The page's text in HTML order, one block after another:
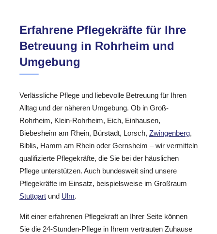
Erfahrene Pflegekräfte für Ihre
Betreuung in Rohrheim und
Umgebung
Verlässliche Pflege und liebevolle Betreuung für Ihren
Alltag und der näheren Umgebung. Ob in Groß-
Rohrheim, Klein-Rohrheim, Eich, Einhausen,
Biebesheim am Rhein, Bürstadt, Lorsch, Zwingenberg,
Biblis, Hamm am Rhein oder Gernsheim – wir vermitteln
qualifizierte Pflegekräfte, die Sie bei der häuslichen
Pflege unterstützen. Auch bundesweit sind unsere
Pflegekräfte im Einsatz, beispielsweise im Großraum
Stuttgart und Ulm.
Mit einer erfahrenen Pflegekraft an Ihrer Seite können
Sie die 24-Stunden-Pflege in Ihrem vertrauten Zuhause